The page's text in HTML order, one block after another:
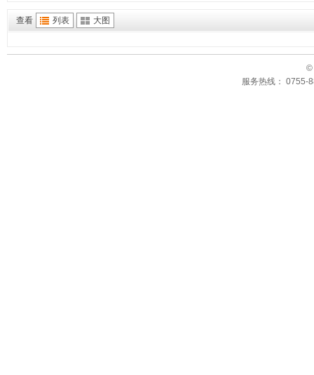
查看 列表 大图
©
服务热线： 0755-